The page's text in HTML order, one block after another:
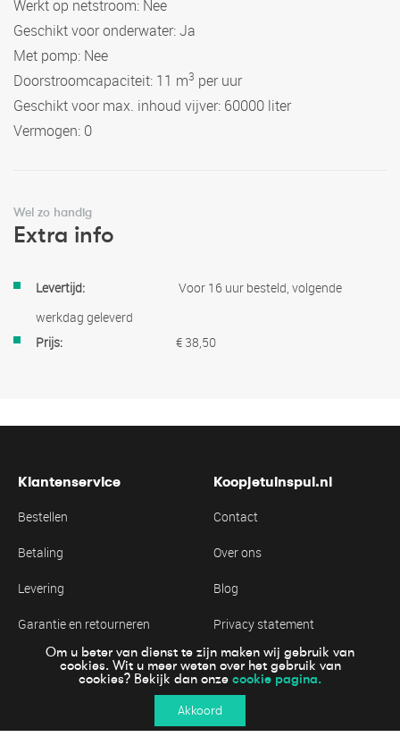
Om u beter van dienst te zijn maken wij gebruik van
cookies. Wit u meer weten over het gebruik van
cookies? Bekijk dan onze cookie pagina.
Akkoord
Werkt op netstroom: Nee
Geschikt voor onderwater: Ja
Met pomp: Nee
Doorstroomcapaciteit: 11 m3 per uur
Geschikt voor max. inhoud vijver: 60000 liter
Vermogen: 0
Wel zo handig
Extra info
Meer
Voor 16 uur besteld, volgende
werkdag geleverd
€ 38,50
Klantenservice
Bestellen
Betaling
Levering
Garantie en retourneren
Algemene voorwaarden
Koopjetuinspul.nl
Contact
Over ons
Blog
Privacy statement
Cookie statement
Online veiling betalen